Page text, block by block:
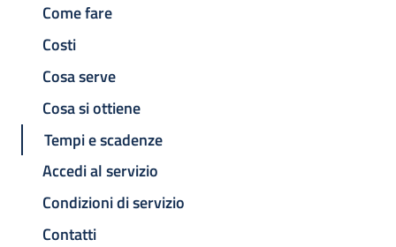
Come fare
Costi
Cosa serve
Cosa si ottiene
Tempi e scadenze
Accedi al servizio
Condizioni di servizio
Contatti